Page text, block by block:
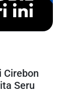
Cirebon
Seru